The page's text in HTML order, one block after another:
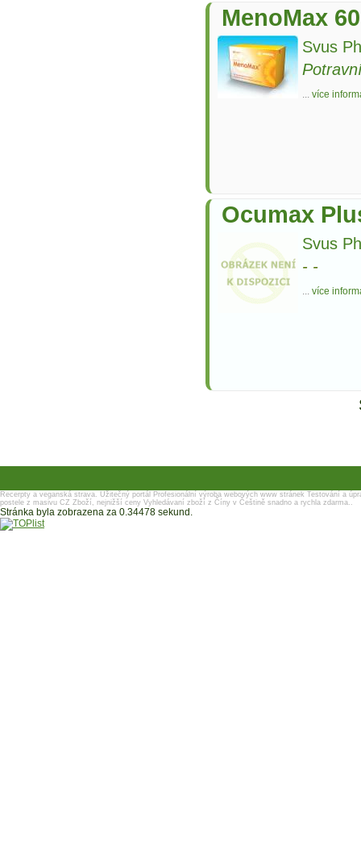
MenoMax
Svus
... více
Ocumax
Svus
- -
... více
Recerpty a veganská strava. Užitečný portál Profesionální výroba webových www stránek Testování a
postele z masivu CZ Zboží, nejnižší ceny Vyhledávaní zboží z Číny v Češtině snadno a rychla zdarma..
Stránka byla zobrazena za 0.34478 sekund.